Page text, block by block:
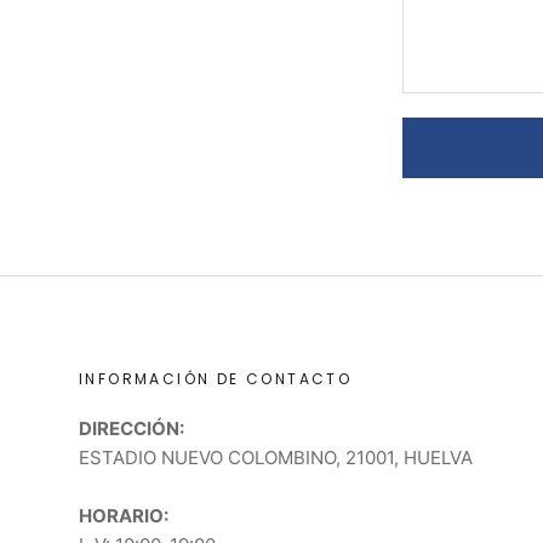
INFORMACIÓN DE CONTACTO
DIRECCIÓN:
ESTADIO NUEVO COLOMBINO, 21001, HUELVA
HORARIO: